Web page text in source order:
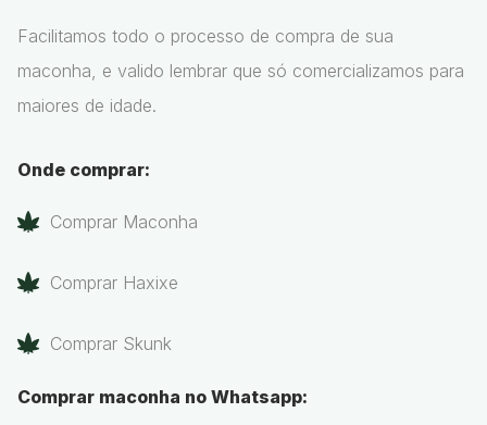
Facilitamos todo o processo de compra de sua
maconha, e valido lembrar que só comercializamos para
maiores de idade.
Onde comprar:
Comprar Maconha
Comprar Haxixe
Comprar Skunk
Comprar maconha no Whatsapp: